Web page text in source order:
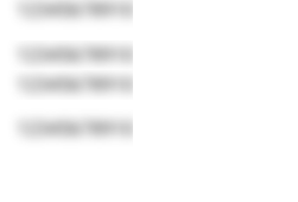
12345678910
12345678910
12345678910
12345678910